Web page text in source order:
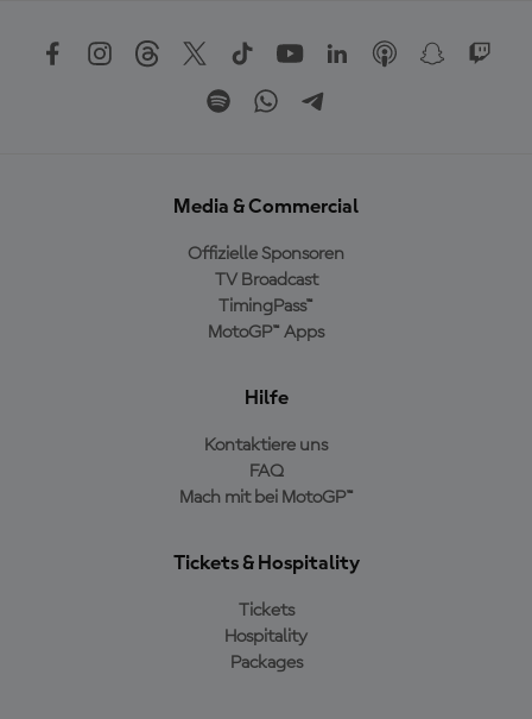
Media & Commercial
Offizielle Sponsoren
TV Broadcast
TimingPass™
MotoGP™ Apps
Hilfe
Kontaktiere uns
FAQ
Mach mit bei MotoGP™
Tickets & Hospitality
Tickets
Hospitality
Packages